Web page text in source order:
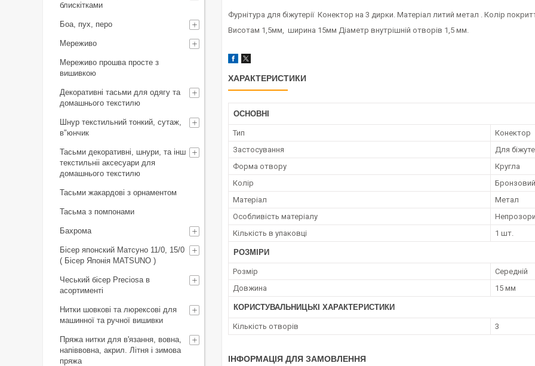
Фурнітура для біжутерії Конектор на 3 дирки. Матеріал литий метал . Колір
Висотам 1,5мм, ширина 15мм Діаметр внутрішній отворів 1,5 мм.
ХАРАКТЕРИСТИКИ
ОСНОВНІ
Тип
Конектор
Застосування
Для
Форма отвору
Кругла
Колір
Бронзовий
Матеріал
Метал
Особливість матеріалу
Кількість в упаковці
1 шт.
РОЗМІРИ
Розмір
Середній
Довжина
15 мм
КОРИСТУВАЛЬНИЦЬКІ ХАРАКТЕРИСТИКИ
Кількість отворів 3
ІНФОРМАЦІЯ ДЛЯ ЗАМОВЛЕННЯ
блискітками
Боа, пух, перо
Мереживо
Мереживо прошва просте з
вишивкою
Декоративні тасьми для одягу та
домашнього текстилю
Шнур текстильний тонкий, сутаж,
в"юнчик
Тасьми декоративні, шнури, та інш
текстильніі аксесуари для
домашнього текстилю
Тасьми жакардові з орнаментом
Тасьма з помпонами
Бахрома
Бісер японский Матсуно 11/0, 15/0
( Бісер Японія MATSUNO )
Чеський бісер Preciosa в
асортименті
Нитки шовкові та люрексові для
машинної та ручної вишивки
Пряжа нитки для в'язання, вовна,
напіввовна, акрил. Літня і зимова
пряжа